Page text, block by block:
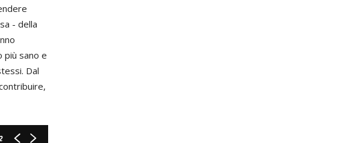
- della
più sano e
Dal